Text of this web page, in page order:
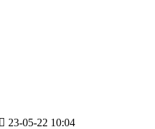
23-05-22 10:04